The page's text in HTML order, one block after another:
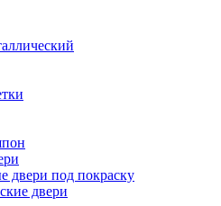
двери под покраску
двери